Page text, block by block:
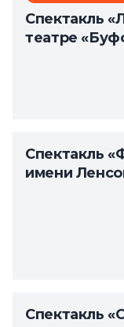
Спектакль
театре
Спектакль
имени
Спектакль